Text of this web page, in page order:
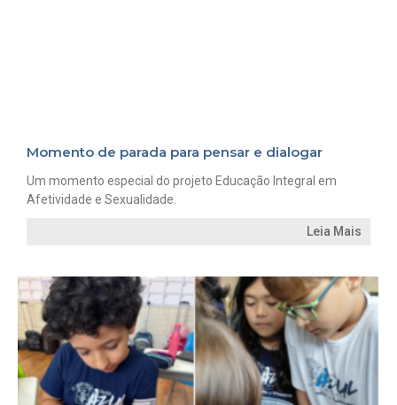
Momento de parada para pensar e dialogar
Um momento especial do projeto Educação Integral em
Afetividade e Sexualidade.
Leia Mais